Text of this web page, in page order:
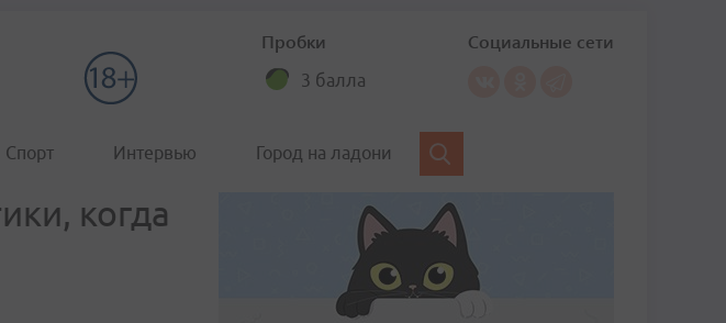
Пробки
3 балла
Социальные сети
Спорт Интервью Город на ладони
когда